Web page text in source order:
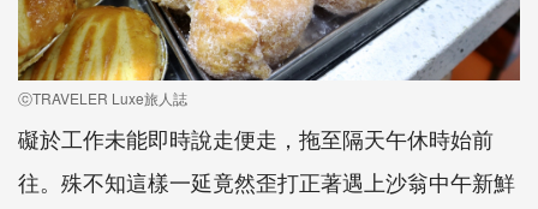
ⓒTRAVELER Luxe旅人誌
礙於工作未能即時說走便走，拖至隔天午休時始前
往。殊不知這樣一延竟然歪打正著遇上沙翁中午新鮮